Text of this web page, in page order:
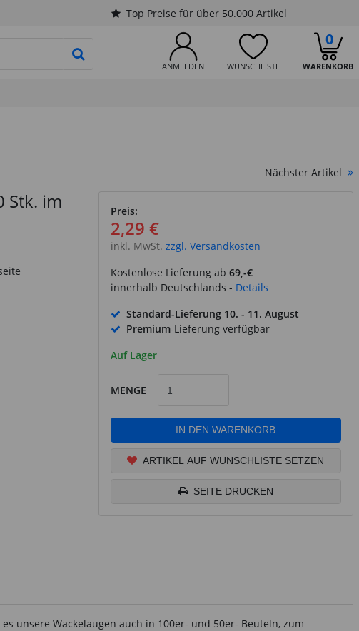
Top Preise für über 50.000 Artikel
ANMELDEN WUNSCHLISTE WARENKORB
0
PRODUKTSUCHE STARTEN
Nächster Artikel
Stk. im
Preis:
2,29 €
inkl. MwSt. zzgl. Versandkosten
Kostenlose Lieferung ab 69,-€
innerhalb Deutschlands - Details
Standard-Lieferung 10. - 11. August
Premium-Lieferung verfügbar
Auf Lager
MENGE
IN DEN WARENKORB
ARTIKEL AUF WUNSCHLISTE SETZEN
SEITE DRUCKEN
unsere Wackelaugen auch in 100er- und 50er- Beuteln, zum